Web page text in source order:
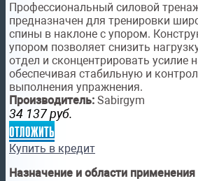
Профессиональный силовой
предназначен для тренировки
спины в наклоне с упором.
упором позволяет снизить
отдел и сконцентрировать
обеспечивая стабильную и
выполнения упражнения.
Производитель: Sabirgym
34 137 руб.
отложить
Купить в кредит
Назначение и области применения